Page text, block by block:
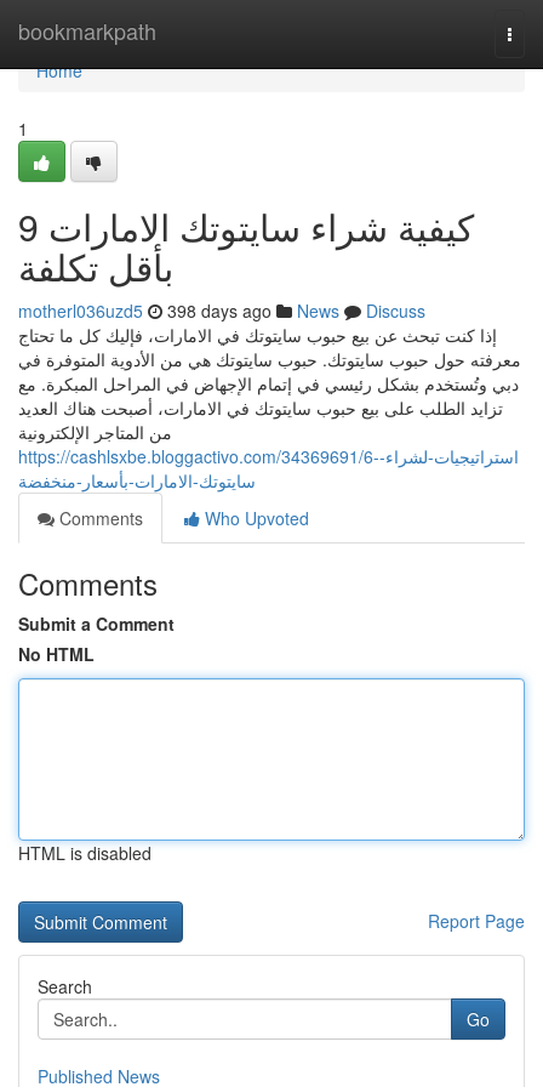
bookmarkpath
Home
Home
1
9 كيفية شراء سايتوتك الامارات
بأقل تكلفة
motherl036uzd5 398 days ago News
Discuss
إذا كنت تبحث عن بيع حبوب سايتوتك في الامارات، فإليك كل ما تحتاج
معرفته حول حبوب سايتوتك. حبوب سايتوتك هي من الأدوية المتوفرة في
دبي وتُستخدم بشكل رئيسي في إتمام الإجهاض في المراحل المبكرة. مع
تزايد الطلب على بيع حبوب سايتوتك في الامارات، أصبحت هناك العديد
من المتاجر الإلكترونية
https://cashlsxbe.bloggactivo.com/34369691/6-استراتيجيات-لشراء-
سايتوتك-الامارات-بأسعار-منخفضة
Comments
Who Upvoted
Comments
Submit a Comment
No HTML
HTML is disabled
Report Page
Search
Go
Published News